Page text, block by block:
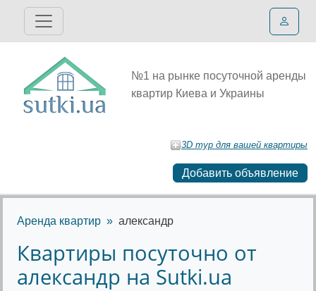
№1 на рынке посуточной аренды
квартир Киева и Украины
3D тур для вашей квартиры
Добавить объявление
Аренда квартир александр
Квартиры посуточно от
александр на Sutki.ua